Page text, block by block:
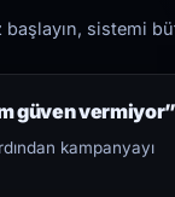
sistemi
güven
kampanyayı